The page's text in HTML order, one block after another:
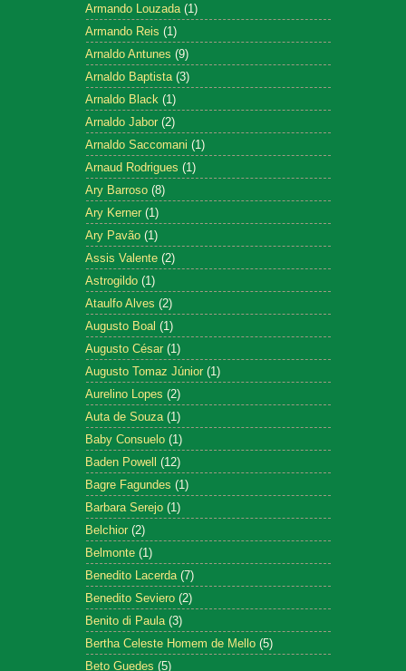
Armando Louzada (1)
Armando Reis (1)
Arnaldo Antunes (9)
Arnaldo Baptista (3)
Arnaldo Black (1)
Arnaldo Jabor (2)
Arnaldo Saccomani (1)
Arnaud Rodrigues (1)
Ary Barroso (8)
Ary Kerner (1)
Ary Pavão (1)
Assis Valente (2)
Astrogildo (1)
Ataulfo Alves (2)
Augusto Boal (1)
Augusto César (1)
Augusto Tomaz Júnior (1)
Aurelino Lopes (2)
Auta de Souza (1)
Baby Consuelo (1)
Baden Powell (12)
Bagre Fagundes (1)
Barbara Serejo (1)
Belchior (2)
Belmonte (1)
Benedito Lacerda (7)
Benedito Seviero (2)
Benito di Paula (3)
Bertha Celeste Homem de Mello (5)
Beto Guedes (5)